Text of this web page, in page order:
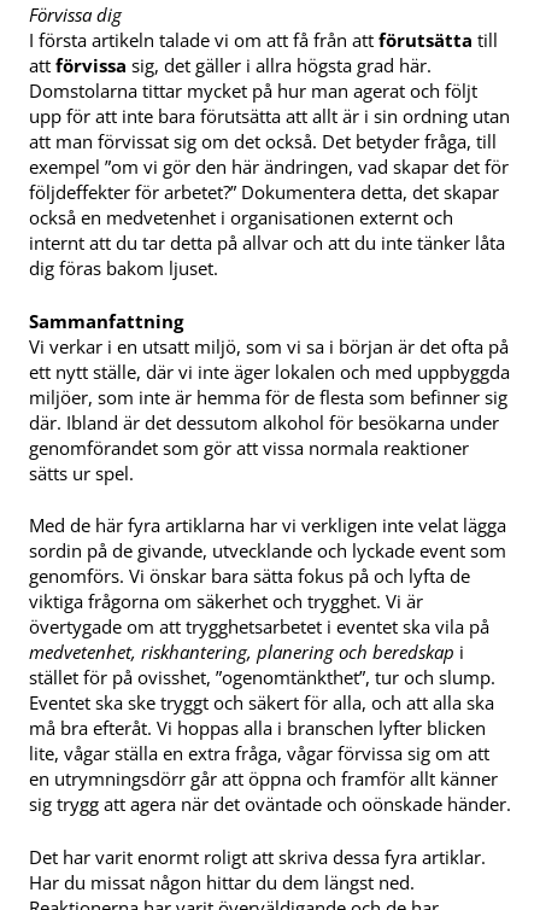
Förvissa dig
I första artikeln talade vi om att få från att förutsätta till
att förvissa sig, det gäller i allra högsta grad här.
Domstolarna tittar mycket på hur man agerat och följt
upp för att inte bara förutsätta att allt är i sin ordning utan
att man förvissat sig om det också. Det betyder fråga, till
exempel ”om vi gör den här ändringen, vad skapar det för
följdeffekter för arbetet?” Dokumentera detta, det skapar
också en medvetenhet i organisationen externt och
internt att du tar detta på allvar och att du inte tänker låta
dig föras bakom ljuset.
Sammanfattning
Vi verkar i en utsatt miljö, som vi sa i början är det ofta på
ett nytt ställe, där vi inte äger lokalen och med uppbyggda
miljöer, som inte är hemma för de flesta som befinner sig
där. Ibland är det dessutom alkohol för besökarna under
genomförandet som gör att vissa normala reaktioner
sätts ur spel.
Med de här fyra artiklarna har vi verkligen inte velat lägga
sordin på de givande, utvecklande och lyckade event som
genomförs. Vi önskar bara sätta fokus på och lyfta de
viktiga frågorna om säkerhet och trygghet. Vi är
övertygade om att trygghetsarbetet i eventet ska vila på
medvetenhet, riskhantering, planering och beredskap i
stället för på ovisshet, ”ogenomtänkthet”, tur och slump.
Eventet ska ske tryggt och säkert för alla, och att alla ska
må bra efteråt. Vi hoppas alla i branschen lyfter blicken
lite, vågar ställa en extra fråga, vågar förvissa sig om att
en utrymningsdörr går att öppna och framför allt känner
sig trygg att agera när det oväntade och oönskade händer.
Det har varit enormt roligt att skriva dessa fyra artiklar.
Har du missat någon hittar du dem längst ned.